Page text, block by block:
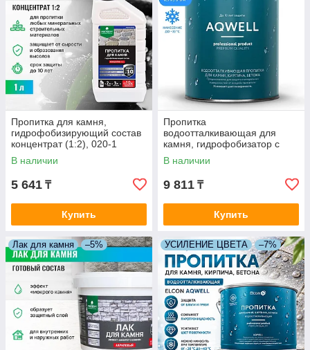
Пропитка для камня,
гидрофобизирующий состав
концентрат (1:2), 020-1
AQUAISOL (АКВАИЗОЛ) 1
л.=10м2
В наличии
5 641 ₸
Купить
Пропитка
водоотталкивающая для
камня, гидрофобизатор с
эффектом "УСИЛЕНИЕ
ЦВЕТА" ELCON AQWELL 0.9
В наличии
9 811 ₸
Купить
Лак для камня –5% УСИЛЕНИЕ ЦВЕТА –7%